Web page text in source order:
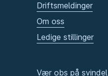
Driftsmeldinger
Om oss
Ledige stillinger
Vær obs på svindel